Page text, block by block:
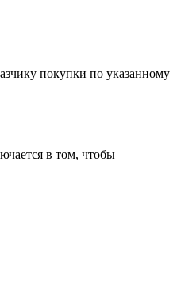
покупки по указанному
в том, чтобы